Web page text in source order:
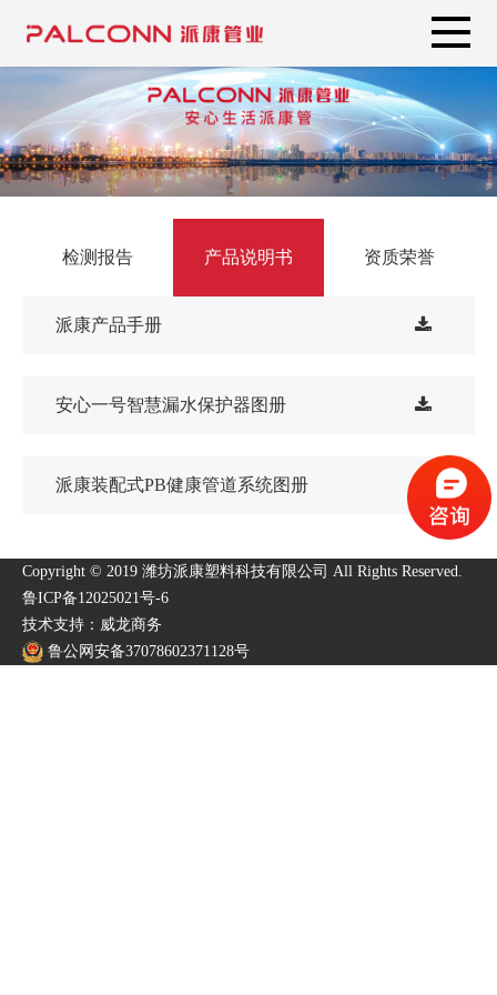
检测报告 产品说明书 资质荣誉
派康产品手册
安心一号智慧漏水保护器图册
派康装配式PB健康管道系统图册
Copyright © 2019 潍坊派康塑料科技有限公司 All Rights Reserved.
鲁ICP备12025021号-6
技术支持：威龙商务
鲁公网安备37078602371128号